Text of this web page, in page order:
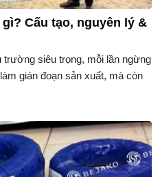
Cấu tạo, nguyên lý &
siêu trọng, mỗi lần ngừng
gián đoạn sản xuất, mà còn